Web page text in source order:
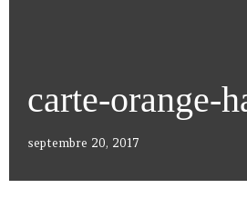
carte-orange-
septembre 20, 2017